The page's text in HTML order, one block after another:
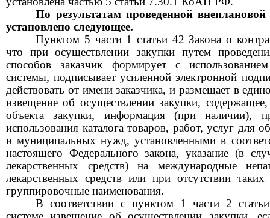
По результатам проведенной внеплановой
установлено следующее.
Пунктом 5 части 1 статьи 42 Закона о
что при осуществлении закупки путем
способов заказчик формирует с
системы, подписывает усиленной электронной
действовать от имени заказчика, и размещает в
извещение об осуществлении закупки,
объекта закупки, информация (при наличии),
использования каталога товаров, работ, услуг для
и муниципальных нужд, установленными в
настоящего Федерального закона, указание (в
лекарственных средств) на международные
лекарственных средств или при отсутствии
группировочные наименования.
В соответствии с пунктом 1 части 2